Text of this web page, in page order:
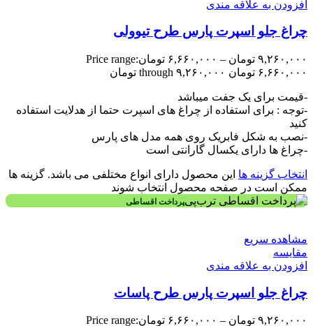
افزودن به علاقه مندی
چراغ جلو اسپرت پارس طرح تیوولی
۹,۲۶۰,۰۰۰ تومان – ۶,۶۶۰,۰۰۰ تومانPrice range:
۶,۶۶۰,۰۰۰ تومان through ۹,۲۶۰,۰۰۰ تومان
-قیمت برای یک جفت میباشد
-توجه : برای استفاده از چراغ های اسپرت حتما از هدلایت استفاده
کنید
-نصب به شکل فابریک روی همه مدل های پارس
-چراغ ها دارای یکسال گارانتی است
انتخاب گزینه ها این محصول دارای انواع مختلفی می باشد. گزینه ها
ممکن است در صفحه محصول انتخاب شوند
پرداخت اقساطی
مشاهده سریع
مقایسه
افزودن به علاقه مندی
چراغ جلو اسپرت پارس طرح پاسات
۹,۲۶۰,۰۰۰ تومان – ۶,۶۶۰,۰۰۰ تومانPrice range: